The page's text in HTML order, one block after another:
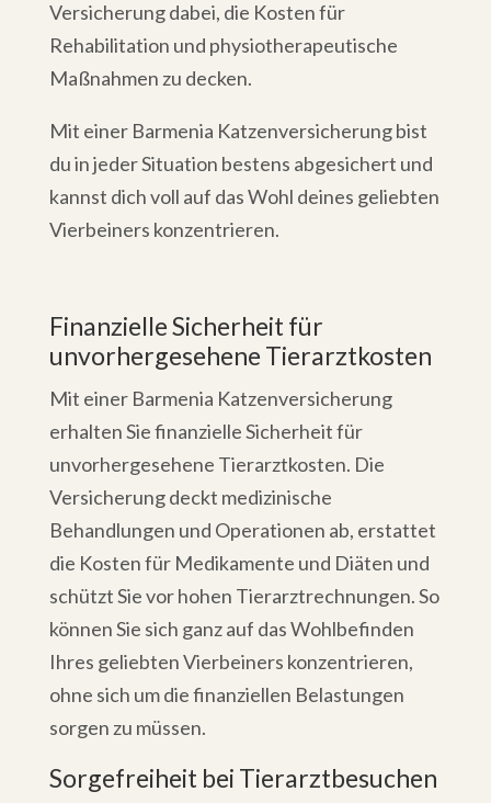
Versicherung dabei, die Kosten für
Rehabilitation und physiotherapeutische
Maßnahmen zu decken.
Mit einer Barmenia Katzenversicherung bist
du in jeder Situation bestens abgesichert und
kannst dich voll auf das Wohl deines geliebten
Vierbeiners konzentrieren.
Finanzielle Sicherheit für
unvorhergesehene Tierarztkosten
Mit einer Barmenia Katzenversicherung
erhalten Sie finanzielle Sicherheit für
unvorhergesehene Tierarztkosten. Die
Versicherung deckt medizinische
Behandlungen und Operationen ab, erstattet
die Kosten für Medikamente und Diäten und
schützt Sie vor hohen Tierarztrechnungen. So
können Sie sich ganz auf das Wohlbefinden
Ihres geliebten Vierbeiners konzentrieren,
ohne sich um die finanziellen Belastungen
sorgen zu müssen.
Sorgefreiheit bei Tierarztbesuchen